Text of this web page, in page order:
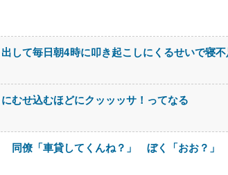
して毎日朝4時に叩き起こしにくるせいで寝
むせ込むほどにクッッッサ！ってなる
僚「車貸してくんね？」 ぼく「おお？」